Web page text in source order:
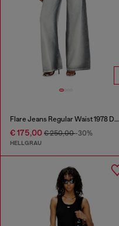
Flare Jeans Regular Waist 1978 D-Akemi
€ 175,00 € 250,00-30%
HELLGRAU